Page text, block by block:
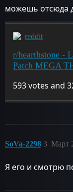
можешь отсюда
reddit
r/hearthstone -
Patch MEGA
593 votes and
SoVa-2298 Март
3
Я его и смотрю